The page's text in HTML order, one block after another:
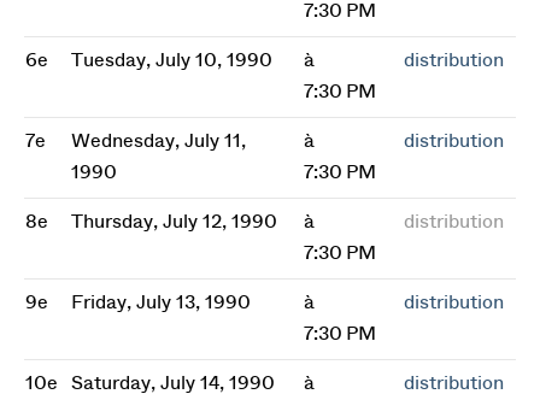
7:30 PM
6e Tuesday, July 10, 1990
à
7:30 PM
distribution
7e
Wednesday, July 11,
1990
à
7:30 PM
distribution
8e Thursday, July 12, 1990
à
7:30 PM
distribution
9e Friday, July 13, 1990
à
7:30 PM
distribution
10e Saturday, July 14, 1990
à
distribution